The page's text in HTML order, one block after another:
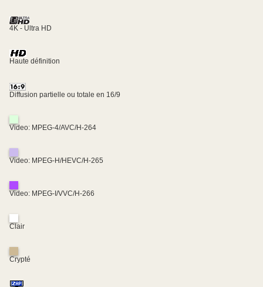
4K - Ultra HD
Haute définition
Diffusion partielle ou totale en 16/9
Video: MPEG-4/AVC/H-264
Video: MPEG-H/HEVC/H-265
Video: MPEG-I/VVC/H-266
Clair
Crypté